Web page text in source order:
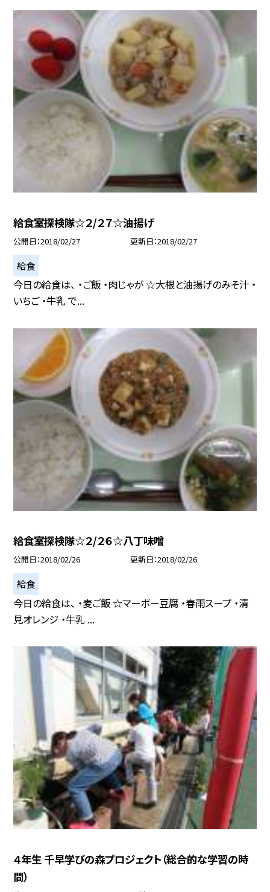
給食室探検隊☆２/２７☆油揚げ
公開日 2018/02/27 更新日 2018/02/27
給食
今日の給食は、 ・ご飯 ・肉じゃが ☆大根と油揚げのみそ汁 ・
いちご ・牛乳 で...
給食室探検隊☆２/２６☆八丁味噌
公開日 2018/02/26 更新日 2018/02/26
給食
今日の給食は、 ・麦ご飯 ☆マーボー豆腐 ・春雨スープ ・清
見オレンジ ・牛乳 ...
４年生 千早学びの森プロジェクト（総合的な学習の時
間）